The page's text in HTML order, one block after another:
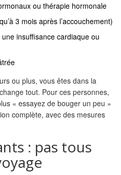
ou thérapie hormonale
3 mois après l’accouchement)
insuffisance cardiaque ou
ou plus, vous êtes dans la
tout. Pour ces personnes,
« essayez de bouger un peu »
complète, avec des mesures
: pas tous